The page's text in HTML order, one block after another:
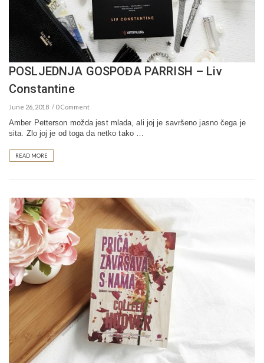
POSLJEDNJA GOSPOĐA PARRISH – Liv
Constantine
June 26, 2018 0 Comment
Amber Petterson možda jest mlada, ali joj je savršeno jasno čega je
sita. Zlo joj je od toga da netko tako …
READ MORE